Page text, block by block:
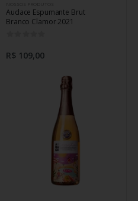
Audace Espumante Brut
Branco Clamor 2021
R$ 109,00